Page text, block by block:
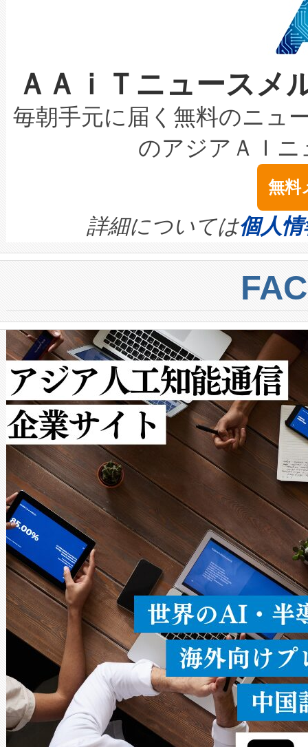
選定された製品について、自
取得できる可能性もあります
設には、3億～4億ドルかか
最高経営責任者（CEO）であ
す。「当社のfully-connected
ームを利用すれば、6,000万
きます。この効率性は、フェ
系統連系を迅速にし、ピーク
限を超えて利用可能な電力容
持できるよう貢献します。こ
ービスレベル契約（SLA）違
テリー性能の劣化によるダウ
念は、現在データセンターが
ます。 Voltaiq provides a
quality and reliability for AI
BESS stack to ensure battery
centers. Voltaiqは、ai&のAI
からシステム統合、試運転、
クルの各段階のデータを監視
[…]
ケーブル、枝などの細かな対
なレーザースポットにより、
な環境下でも豊かなディテー
キロメートル範囲を検出
LiDAR for Inspections,
は1535 nmレーザーを搭載。
イズの小径化を実現すること
す。ノーマルモードでは、
ートル先まで検出でき、これ
トに対して約600メートルに
では、反射率10％のターゲッ
で向上し、最大検知距離は
ットだけで最大1キロメート
ルの変電所周囲を監視でき、
作業と点群処理を簡素化でき
Avia 2は、2種類のFOVオプシ
× 80°のノーマルモード、長
ードを切り替えて使用するこ
ることなく、単一のデバイス
うにします。遠距離まで届く
密度なスキャ […]
ＡＡｉＴニュース
毎朝手元に届く無料のニュ
のアジアＡＩ
無料
詳細については個人